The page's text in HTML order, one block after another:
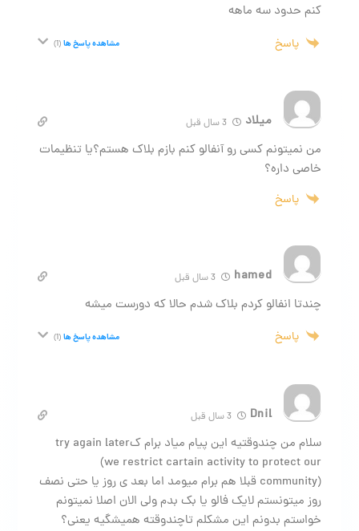
کنم حدود سه ماهه
پاسخ مشاهده پاسخ ها(1)
میلاد 3 سال قبل
من نمیتونم کسی رو آنفالو کنم بازم بلاک هستم؟یا تنظیمات
خاصی داره؟
پاسخ
hamed
چندتا انفالو کردم بلاک شدم حالا که دورست میشه
پاسخ مشاهده پاسخ ها(1)
Dnil 3 سال قبل
سلام من چندوقتیه این پیام میاد برام کtry again later
(we restrict cartain activity to protect our
community) قبلا هم برام میومد اما بعد ی روز یا حتی نصف
روز میتونستم لایک فالو یا بک بدم ولی الان اصلا نمیتونم
خواستم بدونم این مشکلم تاچندوقته همیشگیه یعنی؟